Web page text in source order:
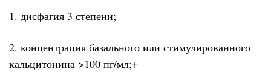
1. дисфагия 3 степени;
2. концентрация базального или стимулированного
кальцитонина >100 пг/мл;+